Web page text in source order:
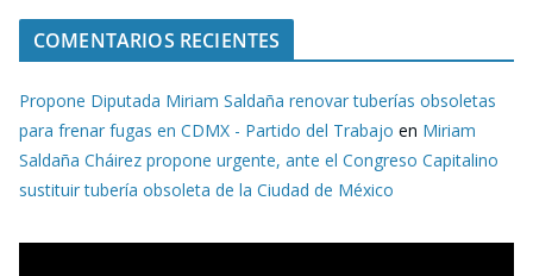
COMENTARIOS RECIENTES
Propone Diputada Miriam Saldaña renovar tuberías obsoletas
para frenar fugas en CDMX - Partido del Trabajo en Miriam
Saldaña Cháirez propone urgente, ante el Congreso Capitalino
sustituir tubería obsoleta de la Ciudad de México